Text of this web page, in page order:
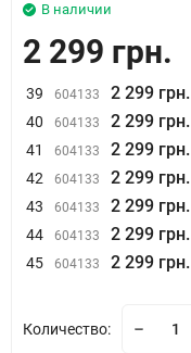
В наличии
2 299 грн.
39 604133 2 299 грн.
40 604133 2 299 грн.
41 604133 2 299 грн.
42 604133 2 299 грн.
43 604133 2 299 грн.
44 604133 2 299 грн.
45 604133 2 299 грн.
Количество: